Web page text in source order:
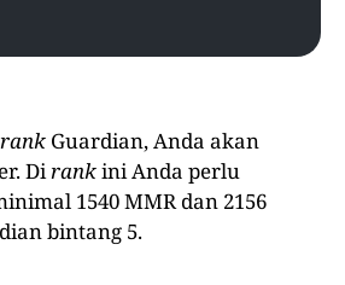
rank Guardian, Anda akan
Dirankini Anda perlu
1540 MMR dan 2156
bintang 5.